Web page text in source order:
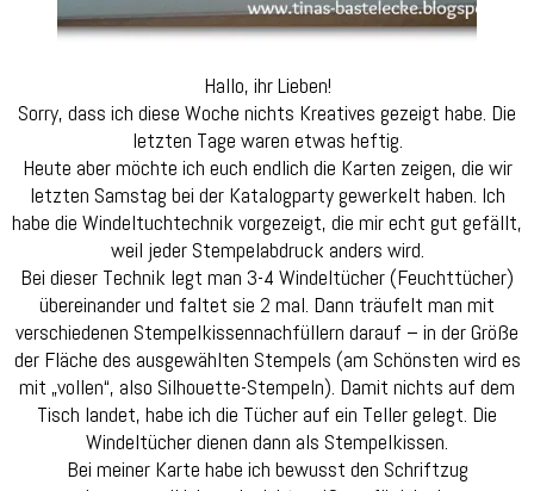
Hallo, ihr Lieben!
Sorry, dass ich diese Woche nichts Kreatives gezeigt habe. Die
letzten Tage waren etwas heftig.
Heute aber möchte ich euch endlich die Karten zeigen, die wir
letzten Samstag bei der Katalogparty gewerkelt haben. Ich
habe die Windeltuchtechnik vorgezeigt, die mir echt gut gefällt,
weil jeder Stempelabdruck anders wird.
Bei dieser Technik legt man 3-4 Windeltücher (Feuchttücher)
übereinander und faltet sie 2 mal. Dann träufelt man mit
verschiedenen Stempelkissennachfüllern darauf – in der Größe
der Fläche des ausgewählten Stempels (am Schönsten wird es
mit „vollen“, also Silhouette-Stempeln). Damit nichts auf dem
Tisch landet, habe ich die Tücher auf ein Teller gelegt. Die
Windeltücher dienen dann als Stempelkissen.
Bei meiner Karte habe ich bewusst den Schriftzug